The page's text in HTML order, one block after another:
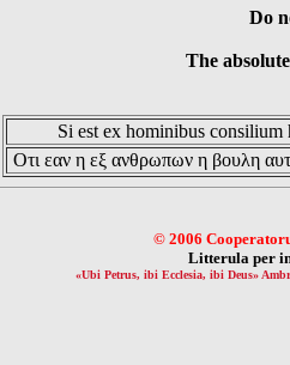
Do
The
Si est ex hominibus consilium
Οτι εαν η εξ ανθρωπων η βουλη
© 2006
Litterula per
«Ubi Petrus, ibi Ecclesia, ibi Deus»